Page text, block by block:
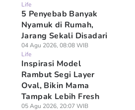
Life
5 Penyebab Banyak
Nyamuk di Rumah,
Jarang Sekali Disadari
04 Agu 2026, 08:08 WIB
Life
Inspirasi Model
Rambut Segi Layer
Oval, Bikin Mama
Tampak Lebih Fresh
05 Agu 2026, 20:07 WIB